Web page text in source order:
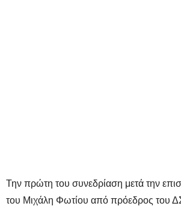
Την πρώτη του συνεδρίαση μετά την
του Μιχάλη Φωτίου από πρόεδρος του